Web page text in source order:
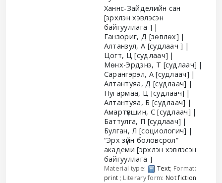
Ханнс-Зайделийн сан
[эрхлэн хэвлэсэн
байгууллага ]
Ганзориг, Д [зөвлөх]
Алтанзул, А [судлаач ]
Цогт, Ц [судлаач]
Мөнх-Эрдэнэ, Т [судлаач]
Сарангэрэл, А[судлаач]
Алтантуяа, Д [судлаач]
Нугармаа, Ц [судлаач]
Алтантуяа, Б [судлаач]
Амартүвшин, С[судлаач]
Баттулга, П [судлаач]
Булган, Л [социологич]
“Эрх зүйн боловсрол”
академи [эрхлэн хэвлэсэн
байгууллага ]
Material type: Text; Format:
print ; Literary form:Not fiction